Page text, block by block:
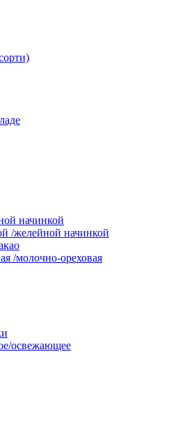
начинкой
/желейной начинкой
/молочно-ореховая
освежающее